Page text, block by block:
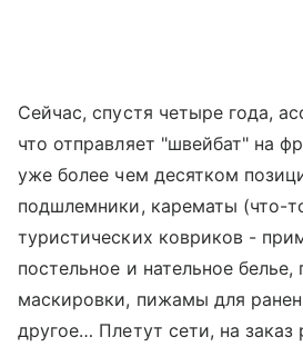
Сейчас, спустя четыре года,
что отправляет "швейбат" на
уже более чем десятком
подшлемники, карематы (что-
туристических ковриков -
постельное и нательное
маскировки, пижамы для
другое… Плетут сети, на заказ